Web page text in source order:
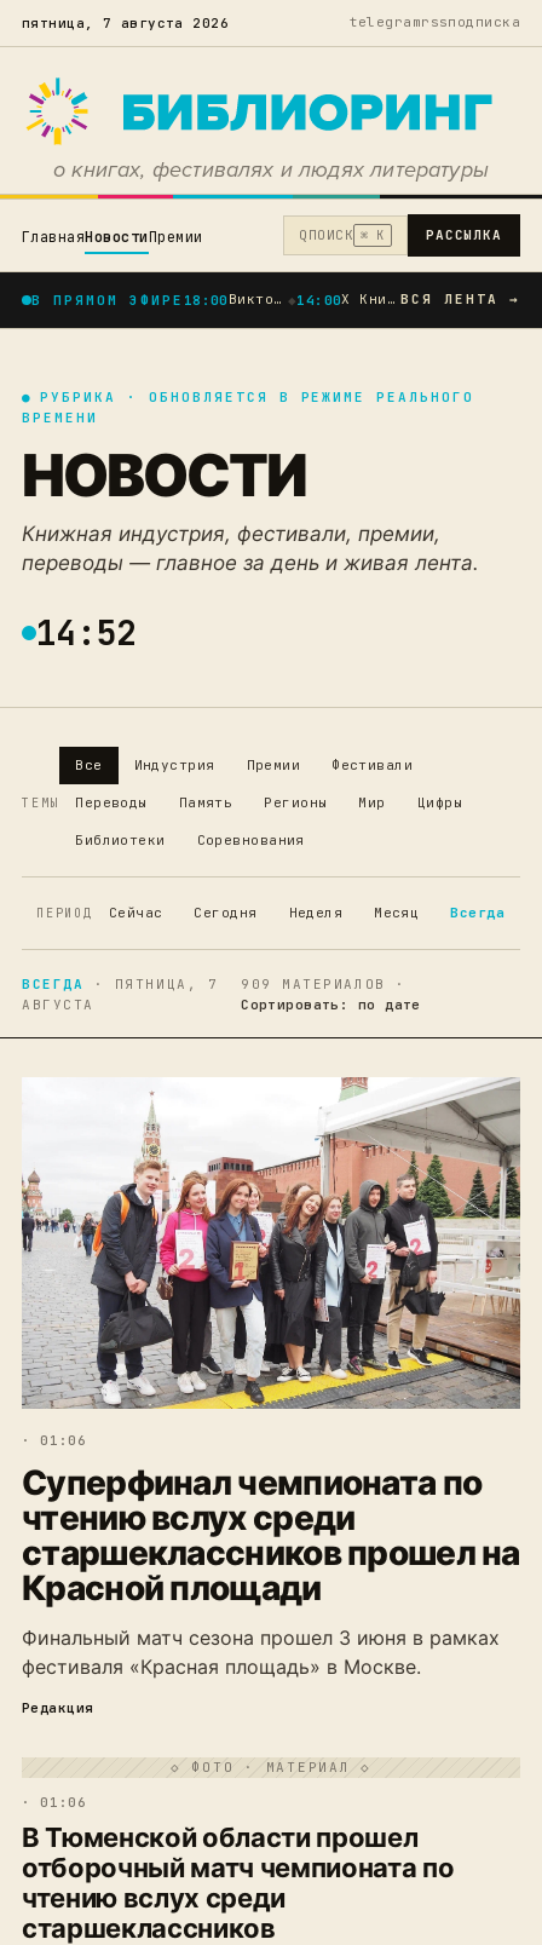
пятница, 7 августа 2026 telegramrssподписка
о книгах, фестивалях и людях литературы
ГлавнаяНовостиПремии Q ПОИСК ⌘ K РАССЫЛКА
В ПРЯМОМ ЭФИРЕ 18:00 Виктор Ремизов, Елена Холмогорова и десятки современных авторов: опубликована пр... ◆14:00 X Книжный фестиваль «Пикник книг» в Тюмени — праздник чтения в юбилейный год гор... ВСЯ ЛЕНТА →
● РУБРИКА · ОБНОВЛЯЕТСЯ В РЕЖИМЕ РЕАЛЬНОГО
ВРЕМЕНИ
НОВОСТИ
Книжная индустрия, фестивали, премии,
переводы — главное за день и живая лента.
14:52
ТЕМЫ
Все Индустрия Премии Фестивали
Переводы Память Регионы Мир Цифры
Библиотеки Соревнования
ПЕРИОД Сейчас Сегодня Неделя Месяц Всегда
ВСЕГДА
· ПЯТНИЦА, 7
АВГУСТА
909 МАТЕРИАЛОВ ·
Сортировать: по дате
· 01:06
Суперфинал чемпионата по
чтению вслух среди
старшеклассников прошел на
Красной площади
Финальный матч сезона прошел 3 июня в рамках
фестиваля «Красная площадь» в Москве.
Редакция
◇ ФОТО · МАТЕРИАЛ ◇
· 01:06
В Тюменской области прошел
отборочный матч чемпионата по
чтению вслух среди
старшеклассников